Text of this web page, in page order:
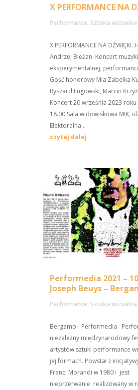
X PERFORMANCE NA
Performance, Sztuka wizualna
X PERFORMANCE NA
Andrzej Bieżan Koncert muzyki
eksperymentalnej,
Gość honorowy Mia Zabelka
Ryszard Ługowski, Marcin
Koncert 20 września 2023
18.00 Sala widowiskowa MIK, ul.
Elektoralna...
czytaj dalej
Performedia 2021 –
Joseph Beuys –
Performance, Sztuka wizualna
Bergamo - Performedia
niezależny międzynarodowy
artystów sztuki performance
jej formach. Powstał z
Franci Morandi w 1980 i jest
nieprzerwanie realizowany w